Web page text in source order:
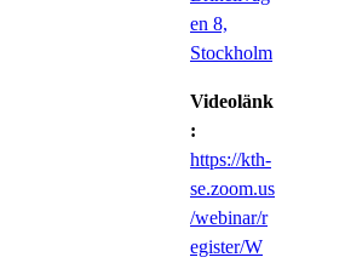
en 8,
Stockholm
Videolänk
:
https://kth-
se.zoom.us
/webinar/r
egister/W